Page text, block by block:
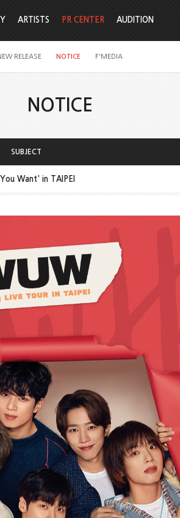
ARTISTS PR CENTER
RELEASE NOTICE F'MEDIA
AUDITION
NOTICE
SUBJECT
Want' in TAIPEI